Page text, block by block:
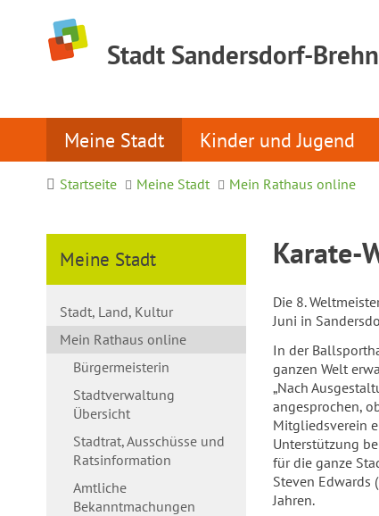
Stadt Sandersdorf-
Meine Stadt Kinder und Jugend
Startseite Meine Stadt Mein Rathaus online
Meine Stadt
Stadt, Land, Kultur
Mein Rathaus online
Bürgermeisterin
Stadtverwaltung
Übersicht
Stadtrat, Ausschüsse und
Ratsinformation
Amtliche
Bekanntmachungen
Karate-
Die 8.
Juni in
In der
ganzen Welt
„Nach
angesprochen,
Mitgliedsverein
Unterstützung
für die ganze
Steven Edwards
Jahren.